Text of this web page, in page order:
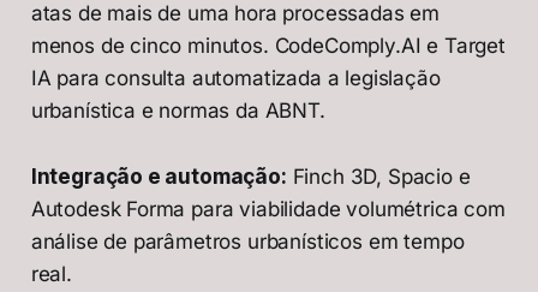
atas de mais de uma hora processadas em
menos de cinco minutos. CodeComply.AI e Target
IA para consulta automatizada a legislação
urbanística e normas da ABNT.
Integração e automação: Finch 3D, Spacio e
Autodesk Forma para viabilidade volumétrica com
análise de parâmetros urbanísticos em tempo
real.